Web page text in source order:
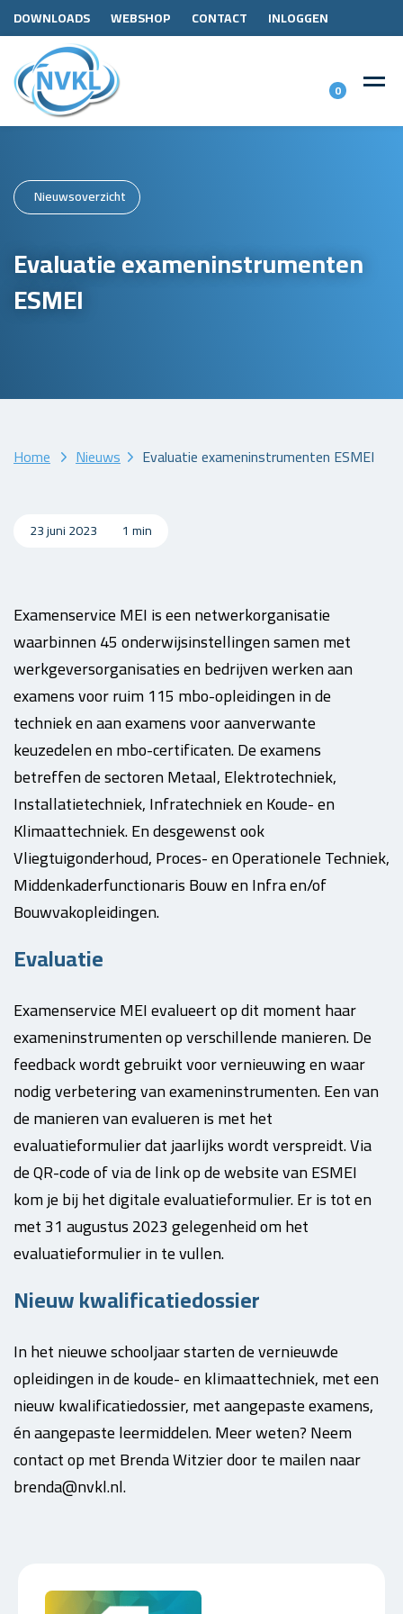
DOWNLOADS WEBSHOP CONTACT INLOGGEN
0
Nieuwsoverzicht
Evaluatie exameninstrumenten
ESMEI
Home Nieuws Evaluatie exameninstrumenten ESMEI
23 juni 2023 1 min
Examenservice MEI is een netwerkorganisatie
waarbinnen 45 onderwijsinstellingen samen met
werkgeversorganisaties en bedrijven werken aan
examens voor ruim 115 mbo-opleidingen in de
techniek en aan examens voor aanverwante
keuzedelen en mbo-certificaten. De examens
betreffen de sectoren Metaal, Elektrotechniek,
Installatietechniek, Infratechniek en Koude- en
Klimaattechniek. En desgewenst ook
Vliegtuigonderhoud, Proces- en Operationele Techniek,
Middenkaderfunctionaris Bouw en Infra en/of
Bouwvakopleidingen.
Evaluatie
Examenservice MEI evalueert op dit moment haar
exameninstrumenten op verschillende manieren. De
feedback wordt gebruikt voor vernieuwing en waar
nodig verbetering van examen­instru­menten. Een van
de manieren van evalueren is met het
evaluatieformulier dat jaarlijks wordt verspreidt. Via
de QR-code of via de link op de website van ESMEI
kom je bij het digitale evaluatieformulier. Er is tot en
met 31 augustus 2023 gelegenheid om het
evaluatieformulier in te vullen.
Nieuw kwalificatiedossier
In het nieuwe schooljaar starten de vernieuwde
opleidingen in de koude- en klimaattechniek, met een
nieuw kwalificatiedossier, met aangepaste examens,
én aangepaste leermiddelen. Meer weten? Neem
contact op met Brenda Witzier door te mailen naar
brenda@nvkl.nl.